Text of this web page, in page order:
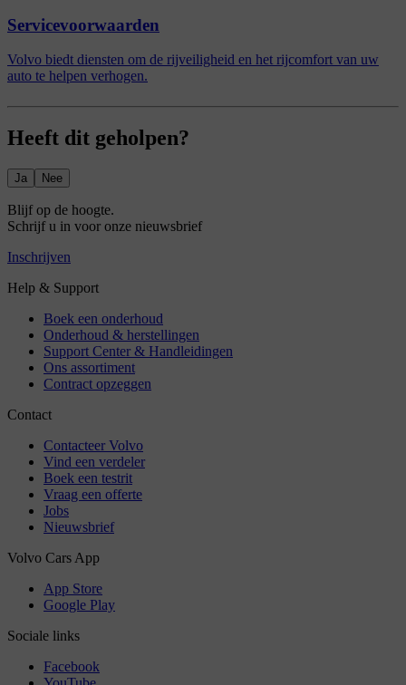
Servicevoorwaarden
Volvo biedt diensten om de rijveiligheid en het rijcomfort van uw
auto te helpen verhogen.
Heeft dit geholpen?
Ja Nee